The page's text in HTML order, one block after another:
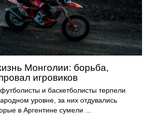
Монголии: борьба,
игровиков
и баскетболисты терпели
уровне, за них отдувались
в Аргентине сумели ...